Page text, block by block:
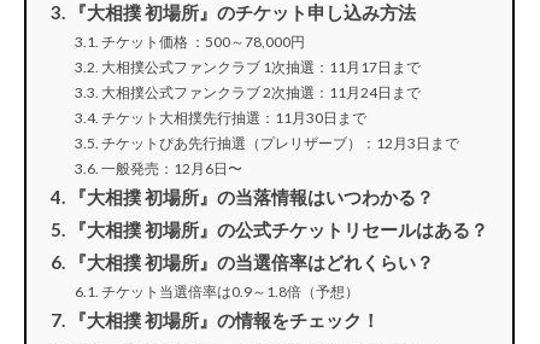
『大相撲 初場所』のチケット申し込み方法
チケット価格 ：500～78,000円
大相撲公式ファンクラブ 1次抽選：11月17日まで
大相撲公式ファンクラブ 2次抽選：11月24日まで
チケット大相撲先行抽選：11月30日まで
チケットぴあ先行抽選（プレリザーブ）：12月3日まで
一般発売：12月6日〜
『大相撲 初場所』の当落情報はいつわかる？
『大相撲 初場所』の公式チケットリセールはある？
『大相撲 初場所』の当選倍率はどれくらい？
チケット当選倍率は0.9～1.8倍（予想）
『大相撲 初場所』の情報をチェック！